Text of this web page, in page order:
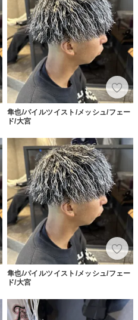
隼也/パイルツイスト/メッシュ/フェー
ド/大宮
隼也/パイルツイスト/メッシュ/フェー
ド/大宮